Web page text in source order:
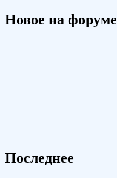
Новое на форуме
Последнее